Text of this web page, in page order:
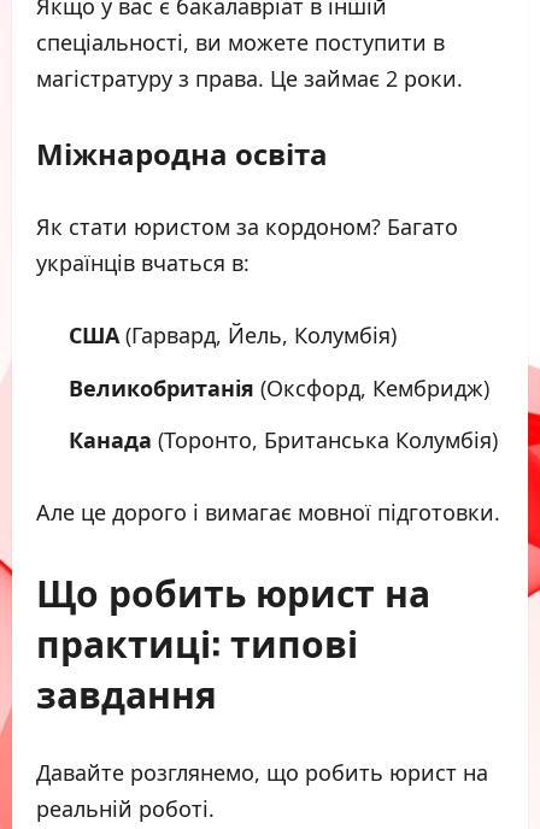
Якщо у вас є бакалавріат в іншій
спеціальності, ви можете поступити в
магістратуру з права. Це займає 2 роки.
Міжнародна освіта
Як стати юристом за кордоном? Багато
українців вчаться в:
США(Гарвард, Йель, Колумбія)
Великобританія (Оксфорд, Кембридж)
Канада (Торонто, Британська Колумбія)
Але це дорого і вимагає мовної підготовки.
Що робить юрист на
практиці: типові
завдання
Давайте розглянемо, що робить юрист на
реальній роботі.